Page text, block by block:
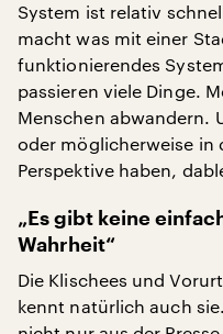
System ist relativ
macht was mit einer
funktionierendes
passieren viele Dinge.
Menschen abwandern.
oder möglicherweise in
Perspektive haben,
„Es gibt keine
Wahrheit“
Die Klischees und
kennt natürlich auch